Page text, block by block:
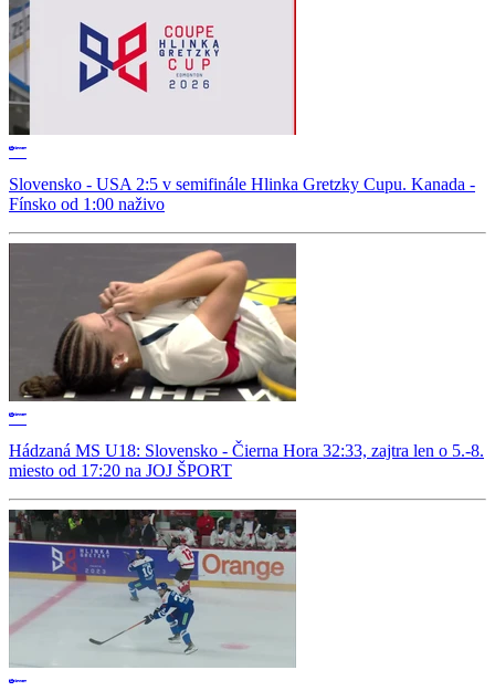
Slovensko - USA 2:5 v semifinále Hlinka Gretzky Cupu. Kanada -
Fínsko od 1:00 naživo
Hádzaná MS U18: Slovensko - Čierna Hora 32:33, zajtra len o 5.-8.
miesto od 17:20 na JOJ ŠPORT